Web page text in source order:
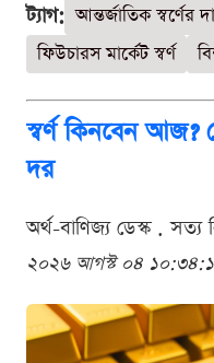
ট্যাগ: আন্তর্জাতিক স্বর্ণের
ফিউচারস মার্কেট স্বর্ণ
স্বর্ণ কিনবেন আজ?
দর
অর্থ-বাণিজ্য ডেস্ক . সত্য
২০২৬ আগস্ট ০৪